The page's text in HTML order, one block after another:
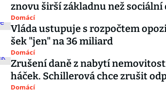
znovu širší základnu než sociální
Domácí
Vláda ustupuje s rozpočtem
šek "jen" na 36 miliard
Domácí
Zrušení daně z nabytí
háček. Schillerová chce zrušit
Domácí